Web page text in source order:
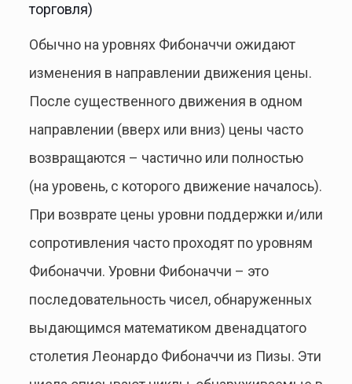
торговля)
Обычно на уровнях Фибоначчи ожидают
изменения в направлении движения цены.
После существенного движения в одном
направлении (вверх или вниз) цены часто
возвращаются – частично или полностью
(на уровень, с которого движение началось).
При возврате цены уровни поддержки и/или
сопротивления часто проходят по уровням
Фибоначчи. Уровни Фибоначчи – это
последовательность чисел, обнаруженных
выдающимся математиком двенадцатого
столетия Леонардо Фибоначчи из Пизы. Эти